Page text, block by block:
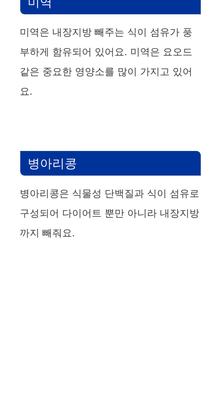
미역은 내장지방 빼주는 식이 섬유가 풍
부하게 함유되어 있어요. 미역은 요오드
같은 중요한 영양소를 많이 가지고 있어
요.
병아리콩
병아리콩은 식물성 단백질과 식이 섬유로
구성되어 다이어트 뿐만 아니라 내장지방
까지 빼줘요.